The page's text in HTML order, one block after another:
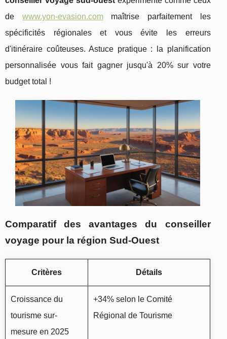
de www.yon-evasion.commaîtrise parfaitement les
spécificités régionales et vous évite les erreurs
d'itinéraire coûteuses. Astuce pratique : la planification
personnalisée vous fait gagner jusqu'à 20% sur votre
budget total !
Comparatif des avantages du conseiller
voyage pour la région Sud-Ouest
Critères Détails
Croissance du
tourisme sur-
mesure en 2025
+34% selon le Comité
Régional de Tourisme